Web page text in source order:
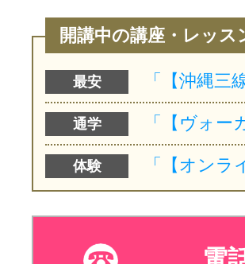
開講中の講座・レッス
最安
通学
体験